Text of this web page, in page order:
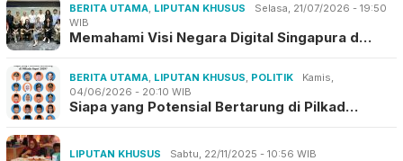
BERITA UTAMA, LIPUTAN KHUSUS
Selasa, 21/07/2026 - 19:50
WIB
Memahami Visi Negara Digital Singapura d…
BERITA UTAMA, LIPUTAN KHUSUS, POLITIK
Kamis,
04/06/2026 - 20:10 WIB
Siapa yang Potensial Bertarung di Pilkad…
LIPUTAN KHUSUS Sabtu, 22/11/2025 - 10:56 WIB